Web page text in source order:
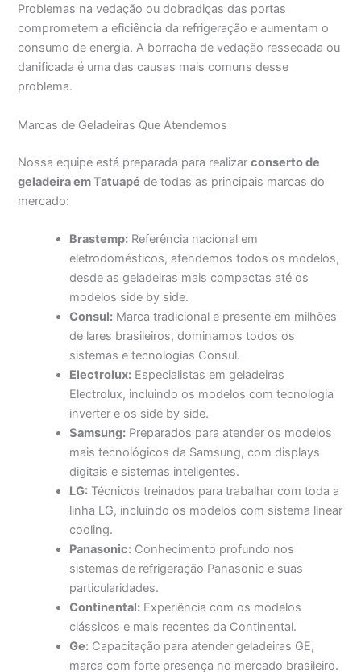
Problemas na vedação ou dobradiças das portas
comprometem a eficiência da refrigeração e aumentam o
consumo de energia. A borracha de vedação ressecada ou
danificada é uma das causas mais comuns desse
problema.
Marcas de Geladeiras Que Atendemos
Nossa equipe está preparada para realizarconserto de
geladeira em Tatuapé de todas as principais marcas do
mercado:
Brastemp: Referência nacional em
eletrodomésticos, atendemos todos os modelos,
desde as geladeiras mais compactas até os
modelos side by side.
Consul: Marca tradicional e presente em milhões
de lares brasileiros, dominamos todos os
sistemas e tecnologias Consul.
Electrolux: Especialistas em geladeiras
Electrolux, incluindo os modelos com tecnologia
inverter e os side by side.
Samsung: Preparados para atender os modelos
mais tecnológicos da Samsung, com displays
digitais e sistemas inteligentes.
LG: Técnicos treinados para trabalhar com toda a
linha LG, incluindo os modelos com sistema linear
cooling.
Panasonic: Conhecimento profundo nos
sistemas de refrigeração Panasonic e suas
particularidades.
Continental: Experiência com os modelos
clássicos e mais recentes da Continental.
Ge: Capacitação para atender geladeiras GE,
marca com forte presença no mercado brasileiro.